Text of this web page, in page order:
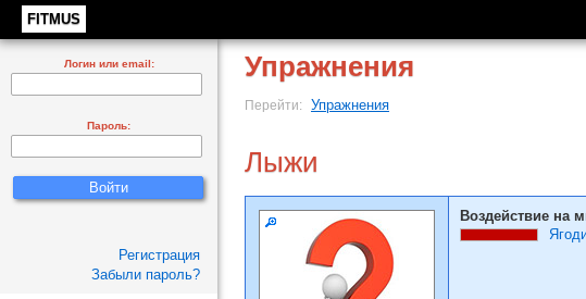
FITMUS
Упражнения
Перейти: Упражнения
Лыжи
Воздействие на
Логин или email:
Пароль:
Регистрация
Забыли пароль?